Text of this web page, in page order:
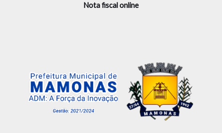
Nota fiscal online